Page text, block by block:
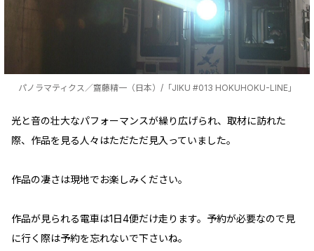
パノラマティクス／齋藤精一（日本）/「JIKU #013 HOKUHOKU-LINE」
光と音の壮大なパフォーマンスが繰り広げられ、取材に訪れた
際、作品を見る人々はただただ見入っていました。
作品の凄さは現地でお楽しみください。
作品が見られる電車は1日4便だけ走ります。予約が必要なので見
に行く際は予約を忘れないで下さいね。